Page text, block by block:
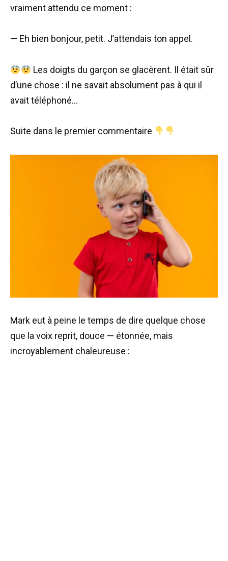
vraiment attendu ce moment :
— Eh bien bonjour, petit. J’attendais ton appel.
Les doigts du garçon se glacèrent. Il était sûr
d’une chose : il ne savait absolument pas à qui il
avait téléphoné…
Suite dans le premier commentaire
Mark eut à peine le temps de dire quelque chose
que la voix reprit, douce — étonnée, mais
incroyablement chaleureuse :